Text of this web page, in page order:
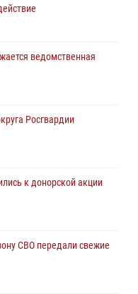
ведомственная
Росгвардии
к донорской акции
СВО передали свежие